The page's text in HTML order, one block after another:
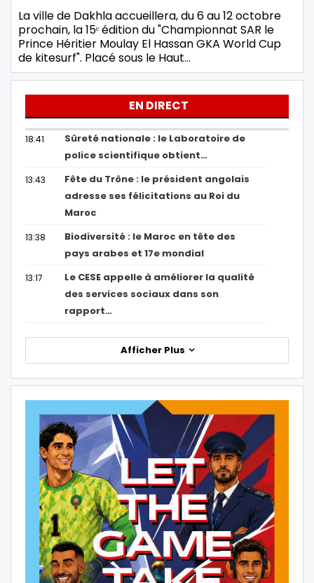
La ville de Dakhla accueillera, du 6 au 12 octobre
prochain, la 15ᵉ édition du "Championnat SAR le
Prince Héritier Moulay El Hassan GKA World Cup
de kitesurf". Placé sous le Haut…
EN DIRECT
18:41
Sûreté nationale : le Laboratoire de
police scientifique obtient…
13:43
Fête du Trône : le président angolais
adresse ses félicitations au Roi du
Maroc
13:38
Biodiversité : le Maroc en tête des
pays arabes et 17e mondial
13:17
Le CESE appelle à améliorer la qualité
des services sociaux dans son
rapport…
Afficher Plus